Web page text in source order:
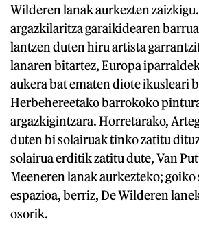
Wilderen lanak aurkezten
argazkilaritza garaikidearen
lantzen duten hiru artista
lanaren bitartez, Europa
aukera bat ematen diote ikusleari
Herbehereetako barrokoko
argazkigintzara. Horretarako,
duten bi solairuak tinko zatitu
solairua erditik zatitu dute, Van
Meeneren lanak aurkezteko;
espazioa, berriz, De Wilderen
osorik.